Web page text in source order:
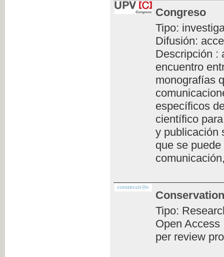
Congreso
Tipo:
Difusión:
Descripción :
encuentro
monografías
específicos
científico
y publicación
que se
Tipo:
Open Access
per review